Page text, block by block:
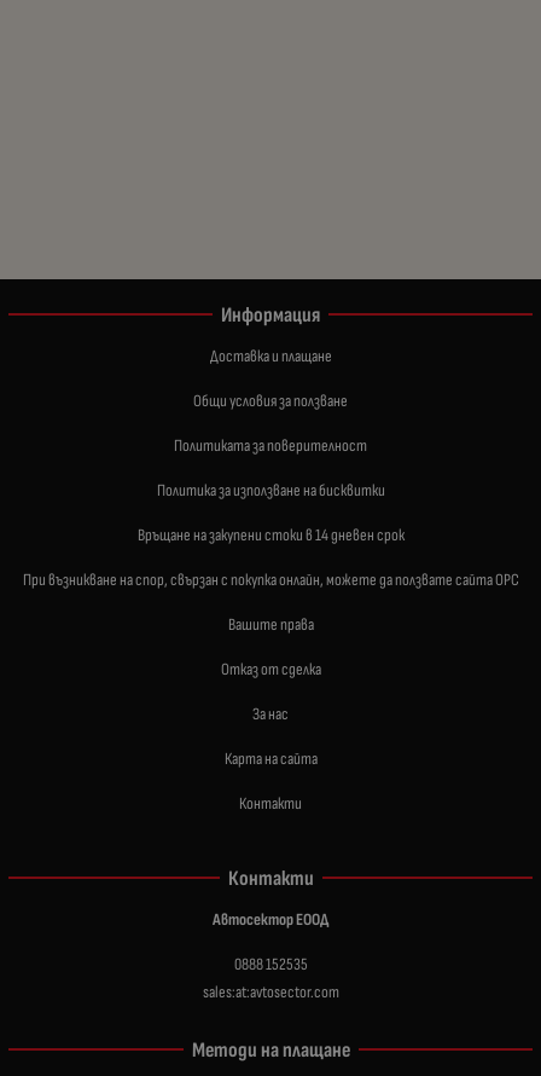
Информация
Доставка и плащане
Общи условия за ползване
Политиката за поверителност
Политика за използване на бисквитки
Връщане на закупени стоки в 14 дневен срок
При възникване на спор, свързан с покупка онлайн, можете да ползвате сайта ОРС
Вашите права
Отказ от сделка
За нас
Карта на сайта
Контакти
Контакти
Автосектор ЕООД
0888 152535
sales:at:avtosector.com
Методи на плащане